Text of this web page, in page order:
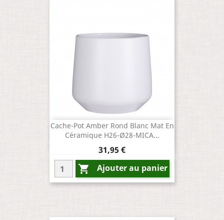
Cache-Pot Amber Rond Blanc Mat En
Céramique H26-Ø28-MICA...
Prix
31,95 €
 Ajouter au panier